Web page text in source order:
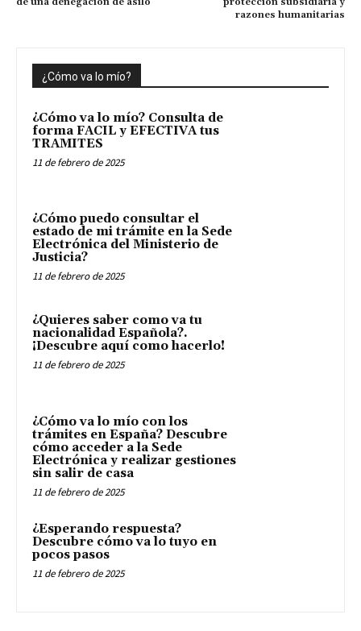
razones humanitarias
¿Cómo va lo mío?
¿Cómo va lo mío? Consulta de
forma FACIL y EFECTIVA tus
TRAMITES
11 de febrero de 2025
¿Cómo puedo consultar el
estado de mi trámite en la Sede
Electrónica del Ministerio de
Justicia?
11 de febrero de 2025
¿Quieres saber como va tu
nacionalidad Española?.
¡Descubre aquí como hacerlo!
11 de febrero de 2025
¿Cómo va lo mío con los
trámites en España? Descubre
cómo acceder a la Sede
Electrónica y realizar gestiones
sin salir de casa
11 de febrero de 2025
¿Esperando respuesta?
Descubre cómo va lo tuyo en
pocos pasos
11 de febrero de 2025